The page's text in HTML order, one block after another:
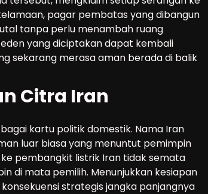
pagar pembatas yang dibangun
tanpa perlu menambah ruang
yang diciptakan dapat kembali
sekarang merasa aman berada di balik
Citra Iran
kartu politik domestik. Nama Iran
luar biasa yang menuntut pemimpin
pembangkit listrik Iran tidak semata
di mata pemilih. Menunjukkan kesiapan
strategis jangka panjangnya